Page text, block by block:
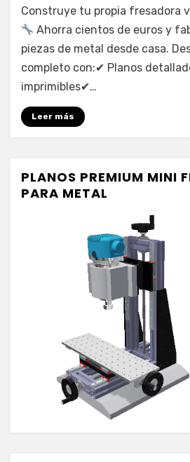
Construye tu propia fresadora
Ahorra cientos de euros y
piezas de metal desde casa.
completo con:✔ Planos
imprimibles✔…
Leer más
PLANOS PREMIUM MINI
PARA METAL